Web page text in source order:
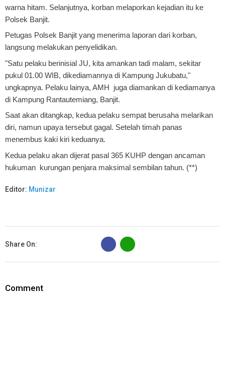
warna hitam. Selanjutnya, korban melaporkan kejadian itu ke
Polsek Banjit.
Petugas Polsek Banjit yang menerima laporan dari korban,
langsung melakukan penyelidikan.
"Satu pelaku berinisial JU, kita amankan tadi malam, sekitar
pukul 01.00 WIB, dikediamannya di Kampung Jukubatu,"
ungkapnya. Pelaku lainya, AMH juga diamankan di kediamanya
di Kampung Rantautemiang, Banjit.
Saat akan ditangkap, kedua pelaku sempat berusaha melarikan
diri, namun upaya tersebut gagal. Setelah timah panas
menembus kaki kiri keduanya.
Kedua pelaku akan dijerat pasal 365 KUHP dengan ancaman
hukuman kurungan penjara maksimal sembilan tahun. (**)
Editor: Munizar
Share On:
B
Comment